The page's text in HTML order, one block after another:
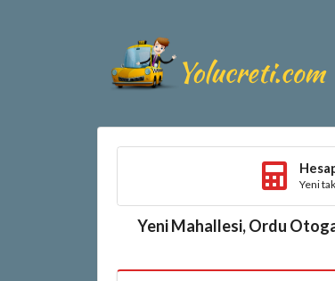
Yeni
Yeni Mahallesi, Ordu